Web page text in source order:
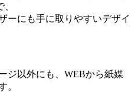
ーにも手に取りやすいデザイ
ジ以外にも、WEBから紙媒
。